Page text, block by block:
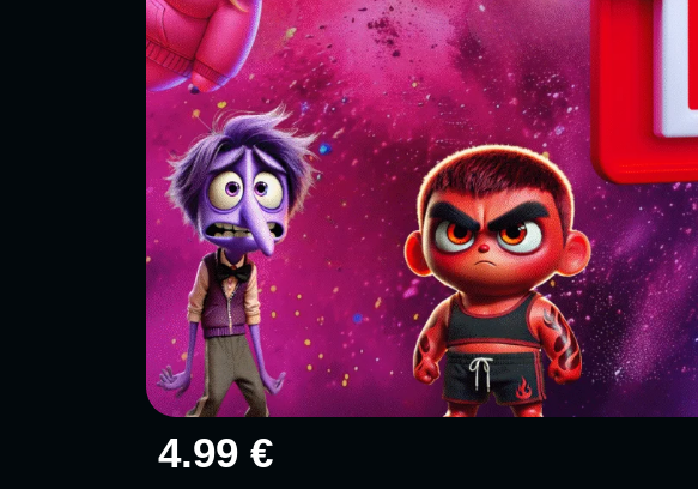
4.99 €